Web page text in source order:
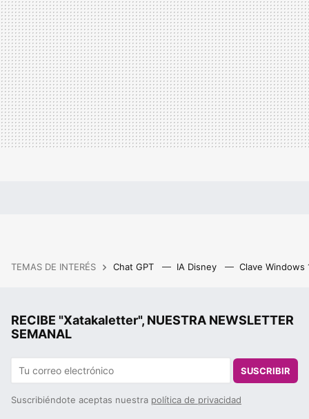
TEMAS DE INTERÉS Chat GPT IA Disney Clave Windows
RECIBE "Xatakaletter", NUESTRA NEWSLETTER
SEMANAL
SUSCRIBIR
Suscribiéndote aceptas nuestra política de privacidad